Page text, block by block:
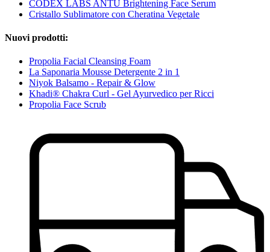
CODEX LABS ANTÜ Brightening Face Serum
Cristallo Sublimatore con Cheratina Vegetale
Nuovi prodotti:
Propolia Facial Cleansing Foam
La Saponaria Mousse Detergente 2 in 1
Niyok Balsamo - Repair & Glow
Khadi® Chakra Curl - Gel Ayurvedico per Ricci
Propolia Face Scrub